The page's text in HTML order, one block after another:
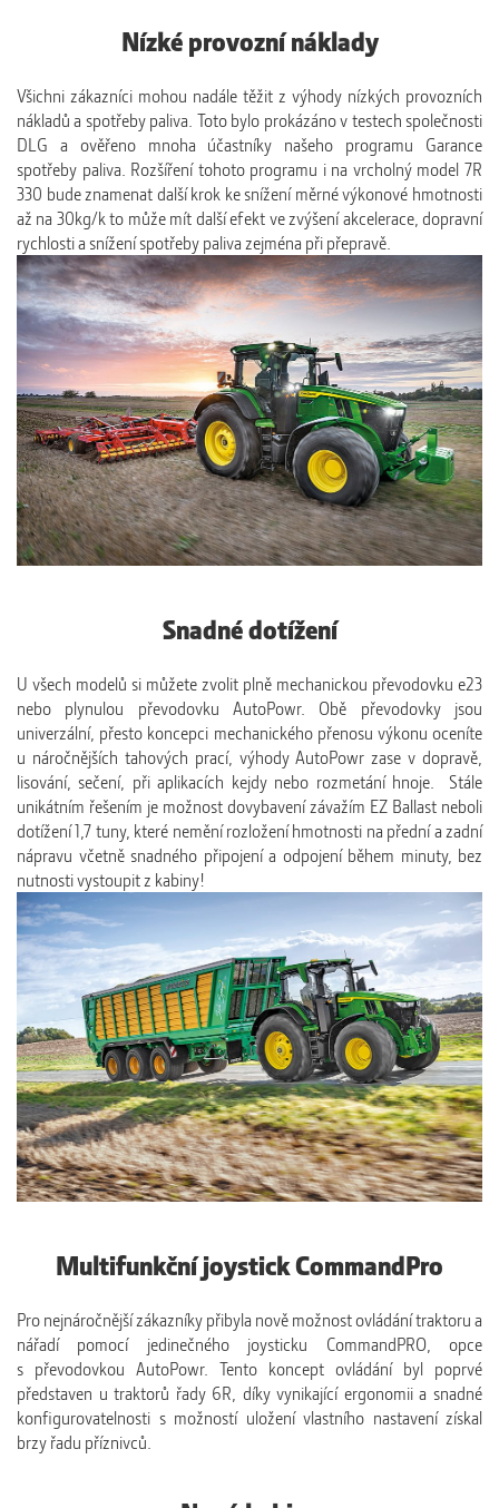
Nízké provozní náklady
Všichni zákazníci mohou nadále těžit z výhody nízkých provozních
nákladů a spotřeby paliva. Toto bylo prokázáno v testech společnosti
DLG a ověřeno mnoha účastníky našeho programu Garance
spotřeby paliva. Rozšíření tohoto programu i na vrcholný model 7R
330 bude znamenat další krok ke snížení měrné výkonové hmotnosti
až na 30kg/k to může mít další efekt ve zvýšení akcelerace, dopravní
rychlosti a snížení spotřeby paliva zejména při přepravě.
Snadné dotížení
U všech modelů si můžete zvolit plně mechanickou převodovku e23
nebo plynulou převodovku AutoPowr. Obě převodovky jsou
univerzální, přesto koncepci mechanického přenosu výkonu oceníte
u náročnějších tahových prací, výhody AutoPowr zase v dopravě,
lisování, sečení, při aplikacích kejdy nebo rozmetání hnoje. Stále
unikátním řešením je možnost dovybavení závažím EZ Ballast neboli
dotížení 1,7 tuny, které nemění rozložení hmotnosti na přední a zadní
nápravu včetně snadného připojení a odpojení během minuty, bez
nutnosti vystoupit z kabiny!
Multifunkční joystick CommandPro
Pro nejnáročnější zákazníky přibyla nově možnost ovládání traktoru a
nářadí pomocí jedinečného joysticku CommandPRO, opce
s převodovkou AutoPowr. Tento koncept ovládání byl poprvé
představen u traktorů řady 6R, díky vynikající ergonomii a snadné
konfigurovatelnosti s možností uložení vlastního nastavení získal
brzy řadu příznivců.